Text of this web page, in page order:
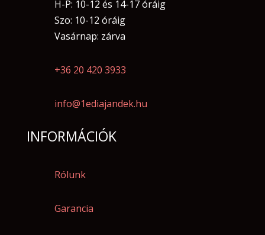
H-P: 10-12 és 14-17 óráig
Szo: 10-12 óráig
Vasárnap: zárva
+36 20 420 3933
info@1ediajandek.hu
INFORMÁCIÓK
Rólunk
Garancia